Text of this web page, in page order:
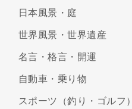
日本風景・庭
世界風景・世界遺産
名言・格言・開運
自動車・乗り物
スポーツ（釣り・ゴルフ）